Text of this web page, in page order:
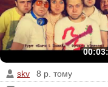
skv
8 р. тому